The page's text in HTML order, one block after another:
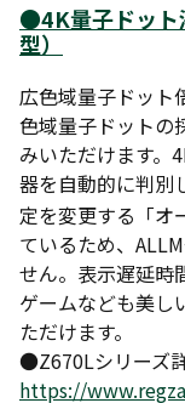
●4K量子ドット
型）
広色域量子ドット
色域量子ドットの
みいただけます。
器を自動的に判別
定を変更する「オ
ているため、
せん。表示遅延時
ゲームなども美し
ただけます。
●Z670Lシリーズ
https://